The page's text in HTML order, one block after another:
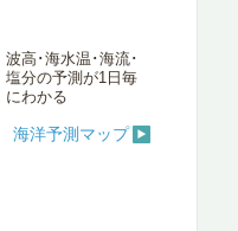
波高･海水温･海流･
塩分の予測が1日毎
にわかる
海洋予測マップ